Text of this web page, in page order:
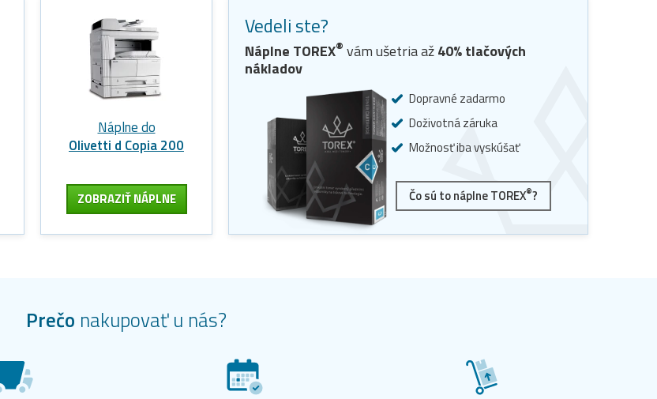
Náplne do
Olivetti d Copia 200
ZOBRAZIŤ NÁPLNE
Vedeli ste?
Náplne TOREX® vám ušetria až40% tlačových
nákladov
Dopravné zadarmo
Doživotná záruka
Možnosť iba vyskúšať
Čo sú to náplne TOREX®?
Prečo nakupovať u nás?